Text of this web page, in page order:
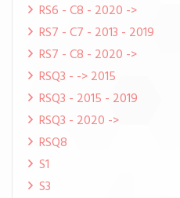
RS6 - C8 - 2020 ->
RS7 - C7 - 2013 - 2019
RS7 - C8 - 2020 ->
RSQ3 - -> 2015
RSQ3 - 2015 - 2019
RSQ3 - 2020 ->
RSQ8
S1
S3